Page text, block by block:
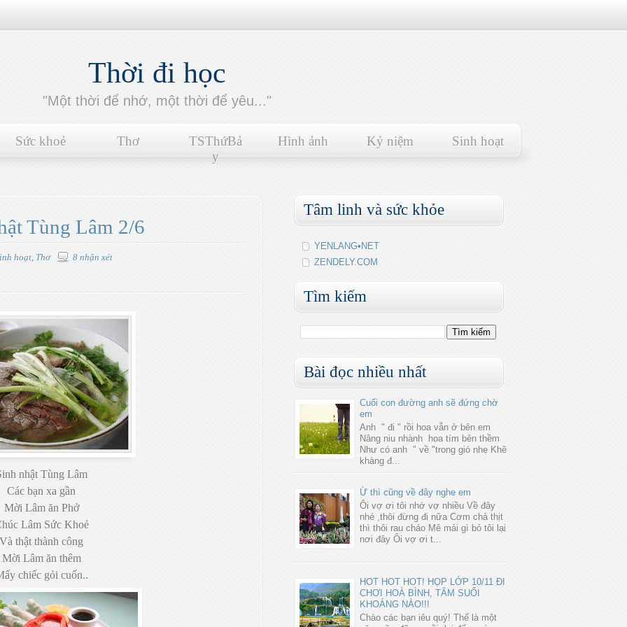
Thời đi học
"Một thời để nhớ, một thời để yêu..."
Sức khoẻ Thơ
TSThứBả
y
Hình ảnh Kỷ niệm Sinh hoạt
Tùng Lâm 2/6
hoạt, Thơ 8 nhận xét
nhật Tùng Lâm
Các bạn xa gần
Mời Lâm ăn Phở
Lâm Sức Khoẻ
Và thật thành công
Mời Lâm ăn thêm
chiếc gỏi cuốn..
Tâm linh và sức khỏe
YENLANG•NET
ZENDELY.COM
Tìm kiếm
Bài đọc nhiều nhất
Cuối con đường anh sẽ đứng chờ
em
Anh " đi " rồi hoa vẫn ở bên em
Nâng niu nhành hoa tím bên thềm
Như có anh " về "trong gió nhẹ Khẽ
khàng đ...
Ừ thì cũng về đây nghe em
Ôi vợ ơi tôi nhớ vợ nhiều Về đây
nhé ,thôi đừng đi nữa Cơm chả thịt
thì thôi rau cháo Mê mải gì bỏ tôi lại
nơi đây Ôi vợ ơi t...
HOT HOT HOT! HỌP LỚP 10/11 ĐI
CHƠI HOÀ BÌNH, TẮM SUỐI
KHOÁNG NÀO!!!
Chào các bạn iêu quý! Thế là một